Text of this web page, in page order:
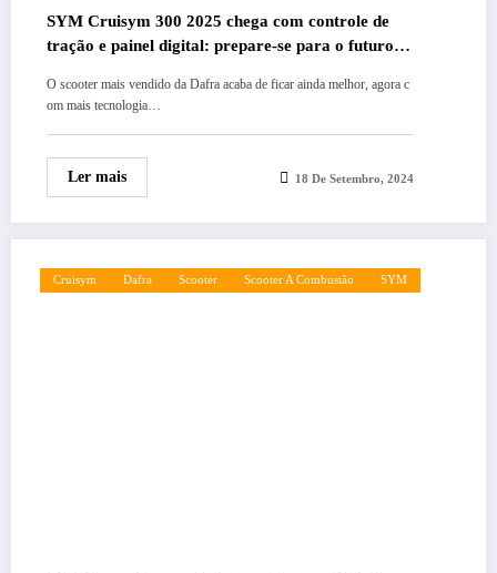
SYM Cruisym 300 2025 chega com controle de
tração e painel digital: prepare-se para o futuro
O scooter mais vendido da Dafra acaba de ficar ainda melhor, agora c
om mais tecnologia…
Ler mais 18 De Setembro, 2024
Cruisym Dafra Scooter Scooter A Combustão SYM